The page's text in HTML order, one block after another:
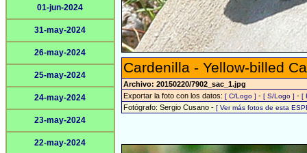
01-jun-2024
31-may-2024
26-may-2024
25-may-2024
24-may-2024
23-may-2024
22-may-2024
Cardenilla - Yellow-billed
Archivo: 20150220/7902_sac_1.jpg
Exportar la foto con los datos: [ C/Logo ] - [ S/Logo ] - [
Fotógrafo: Sergio Cusano - [ Ver más fotos de esta